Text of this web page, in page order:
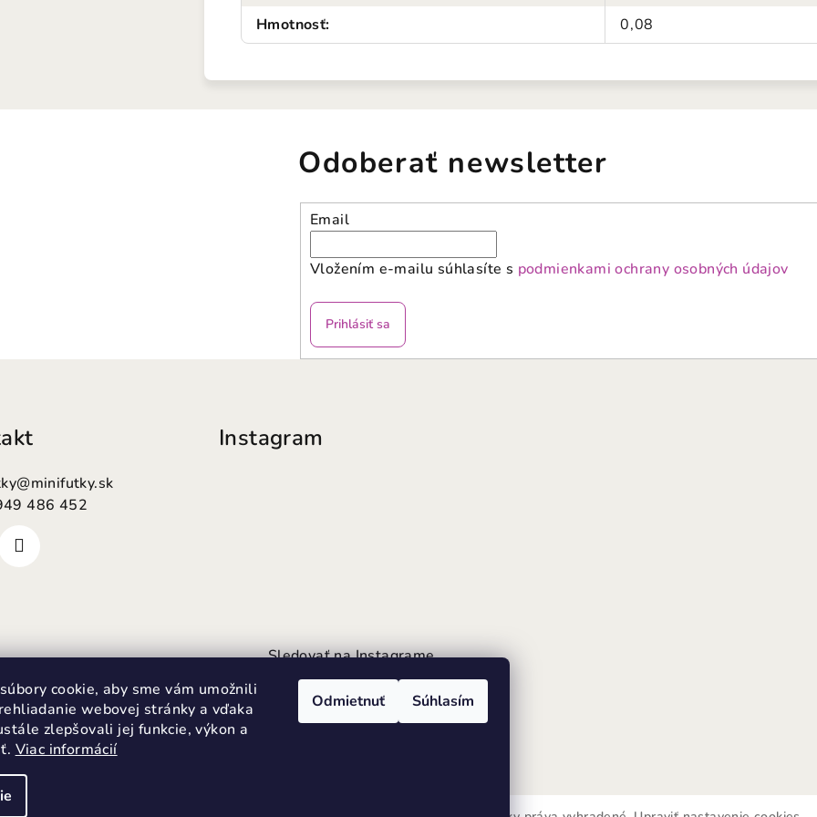
cookie, aby sme vám umožnili
webovej stránky a vďaka
zlepšovali jej funkcie, výkon a
Viac informácií
Odmietnuť Súhlasím
Hmotnosť: 0,08
Odoberať newsletter
Email
Vložením e-mailu súhlasíte s podmienkami ochrany osobných údajov
Prihlásiť sa
@minifutky.sk
486 452
Instagram
Sledovať na Instagrame